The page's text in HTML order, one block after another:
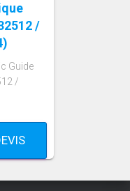
/
Guide
/